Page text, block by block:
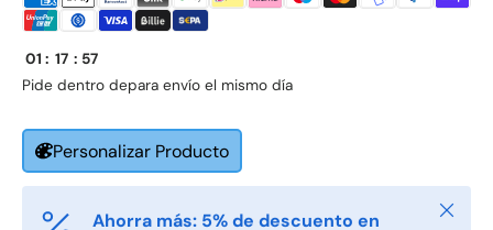
Telefon
Postnummer *
Pide dentro de
01 : 17 : 57
para envío el mismo día
Personalizar Producto
Ahorra más: 5% de descuento en
Cerrar